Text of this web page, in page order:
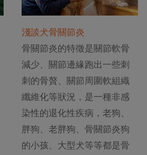
淺談犬骨關節炎
骨關節炎的特徵是關節軟骨
減少、關節邊緣跑出一些刺
刺的骨贅、關節周圍軟組織
纖維化等狀況，是一種非感
染性的退化性疾病，老狗、
胖狗、老胖狗、骨關節炎狗
的小孩、大型犬等等都是骨